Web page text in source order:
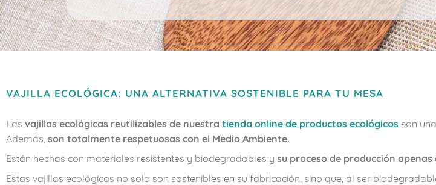
VAJILLA ECOLÓGICA: UNA ALTERNATIVA SOSTENIBLE PARA TU MESA
Las vajillas ecológicas reutilizables de nuestra tienda online de productos ecológicos son
Además, son totalmente respetuosas con el Medio Ambiente.
Están hechas con materiales resistentes y biodegradables y su proceso de producción
Estas vajillas ecológicas no solo son sostenibles en su fabricación, sino que, al ser